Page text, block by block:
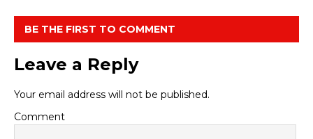
BE THE FIRST TO COMMENT
Leave a Reply
Your email address will not be published.
Comment